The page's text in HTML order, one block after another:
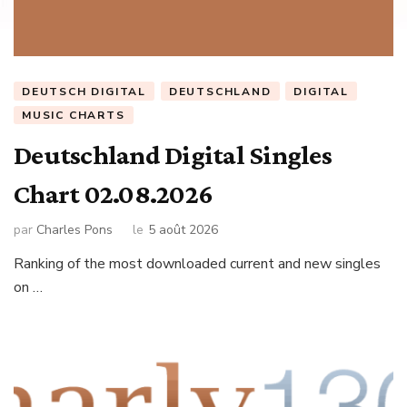
DEUTSCH DIGITAL DEUTSCHLAND
DIGITAL
MUSIC CHARTS
Deutschland Digital Singles
Chart 02.08.2026
par Charles Pons le 5 août 2026
Ranking of the most downloaded current and new singles
on …